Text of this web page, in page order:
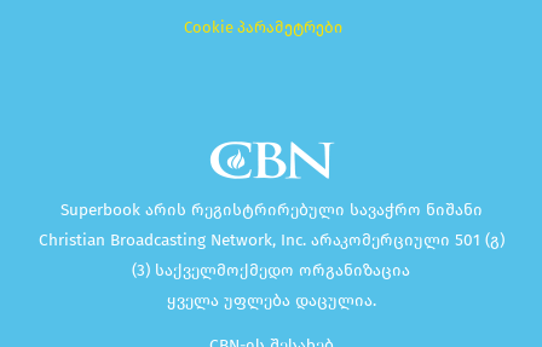
Cookie პარამეტრები
Superbook არის რეგისტრირებული სავაჭრო ნიშანი
Christian Broadcasting Network, Inc. არაკომერციული 501 (გ)
(3) საქველმოქმედო ორგანიზაცია
ყველა უფლება დაცულია.